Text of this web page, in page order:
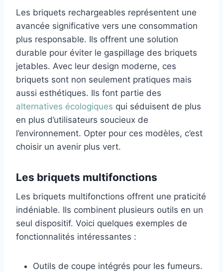
Les briquets rechargeables représentent une
avancée significative vers une consommation
plus responsable. Ils offrent une solution
durable pour éviter le gaspillage des briquets
jetables. Avec leur design moderne, ces
briquets sont non seulement pratiques mais
aussi esthétiques. Ils font partie des
alternatives écologiques qui séduisent de plus
en plus d’utilisateurs soucieux de
l’environnement. Opter pour ces modèles, c’est
choisir un avenir plus vert.
Les briquets multifonctions
Les briquets multifonctions offrent une praticité
indéniable. Ils combinent plusieurs outils en un
seul dispositif. Voici quelques exemples de
fonctionnalités intéressantes :
Outils de coupe intégrés pour les fumeurs.